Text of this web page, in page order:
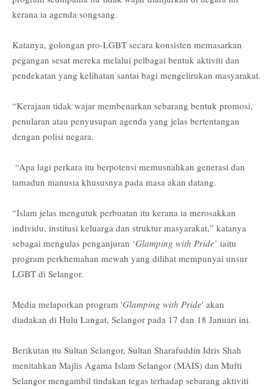
kerana ia agenda songsang.
Katanya, golongan pro-LGBT secara konsisten memasarkan
pegangan sesat mereka melalui pelbagai bentuk aktiviti dan
pendekatan yang kelihatan santai bagi mengelirukan masyarakat.
“Kerajaan tidak wajar membenarkan sebarang bentuk promosi,
penularan atau penyusupan agenda yang jelas bertentangan
dengan polisi negara.
“Apa lagi perkara itu berpotensi memusnahkan generasi dan
tamadun manusia khususnya pada masa akan datang.
“Islam jelas mengutuk perbuatan itu kerana ia merosakkan
individu, institusi keluarga dan struktur masyarakat,” katanya
sebagai mengulas penganjuran ‘Glamping with Pride’ iaitu
program perkhemahan mewah yang dilihat mempunyai unsur
LGBT di Selangor.
Media melaporkan program 'Glamping with Pride' akan
diadakan di Hulu Langat, Selangor pada 17 dan 18 Januari ini.
Berikutan itu Sultan Selangor, Sultan Sharafuddin Idris Shah
menitahkan Majlis Agama Islam Selangor (MAIS) dan Mufti
Selangor mengambil tindakan tegas terhadap sebarang aktiviti